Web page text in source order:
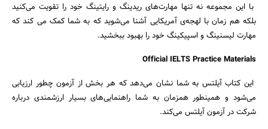
با این مجموعه نه تنها مهارت‌های ریدینگ و رایتینگ خود را تقویت می‌کنید
بلکه هم زمان با لهجه‌ی آمریکایی آشنا می‌شوید که به شما کمک می کند که
مهارت لیسنینگ و اسپیکینگ خود را بهبود ببخشید.
Official IELTS Practice Materials
این کتاب آیلتس به شما نشان می‌دهد که هر بخش از آزمون چطور ارزیابی
می‌شود و همینطور همزمان به شما راهنمایی‌های بسیار ارزشمندی درباره
شرکت در آزمون آیلتس می‌کند.